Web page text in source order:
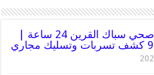
رقم فني صحي سباك القرين 24 ساعة |